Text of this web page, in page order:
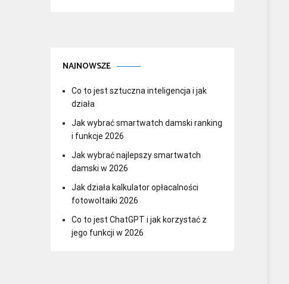
NAJNOWSZE
Co to jest sztuczna inteligencja i jak
działa
Jak wybrać smartwatch damski ranking
i funkcje 2026
Jak wybrać najlepszy smartwatch
damski w 2026
Jak działa kalkulator opłacalności
fotowoltaiki 2026
Co to jest ChatGPT i jak korzystać z
jego funkcji w 2026